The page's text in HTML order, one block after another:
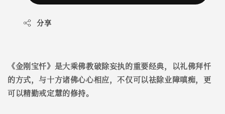
分享
《金刚宝忏》是大乘佛教破除妄执的重要经典，以礼佛拜忏
的方式，与十方诸佛心心相应，不仅可以祛除业障嗔痴，更
可以精勤戒定慧的修持。